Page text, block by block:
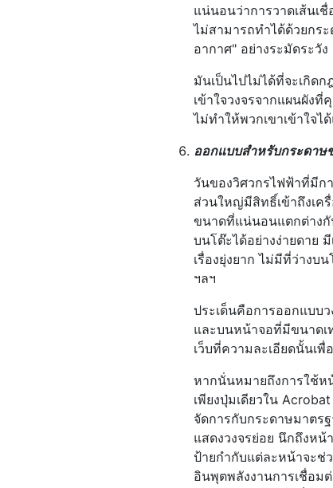
แน่นอนว่าการวาดเส้นเ
ไม่สามารถทำได้ด้วยกร
อากาศ" อย่างระมัดระวัง
มันเป็นไปไม่ได้ที่จะเกิ
เข้าใจวงจรจากแผนผัง
ไม่ทำให้พวกเขาเข้าใจไ
ออกแบบสำหรับกระดาษ
วันของวิศวกรไฟฟ้าที่มีก
ส่วนใหญ่มีสิทธิ์เข้าถึงเค
ขนาดที่แน่นอนแตกต่างกั
บนโต๊ะได้อย่างง่ายดาย
เรื่องยุ่งยาก ไม่มีที่ว่าง
ฯลฯ
ประเด็นคือการออกแบบ
และบนหน้าจอที่มีขนาด
เว็บที่ความละเอียดนั้นเ
หากนั่นหมายถึงการใช้ห
เพียงปุ่มเดียวใน
จัดการกับกระดาษมาตร
แสดงวงจรย่อย นึกถึงหน้
ป้ายกำกับแต่ละหน้าจะช่
อินพุตพลังงานการเชื่อม